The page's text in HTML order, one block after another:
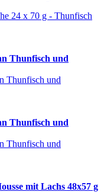
Thunfisch und
Thunfisch und
mit Lachs 48x57 g